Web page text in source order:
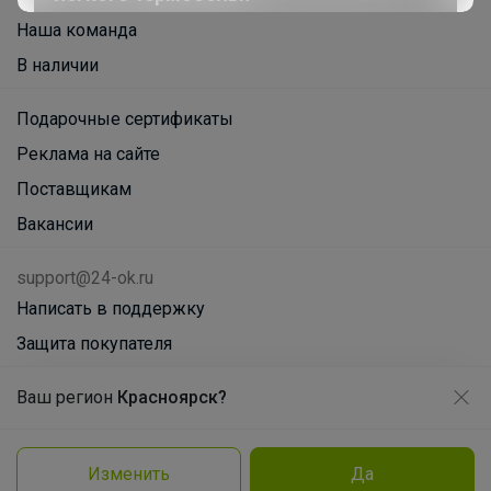
Ваш регион Красноярск?
Изменить Да
Наша команда
В наличии
Подарочные сертификаты
Реклама на сайте
Поставщикам
Вакансии
support@24-ok.ru
Написать в поддержку
Защита покупателя
Все предложения
Брюнетка
Продолжая использовать этот сайт и нажимая кнопку